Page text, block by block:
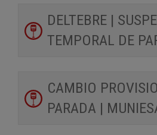
DELTEBRE |
TEMPORAL DE
CAMBIO
PARADA |